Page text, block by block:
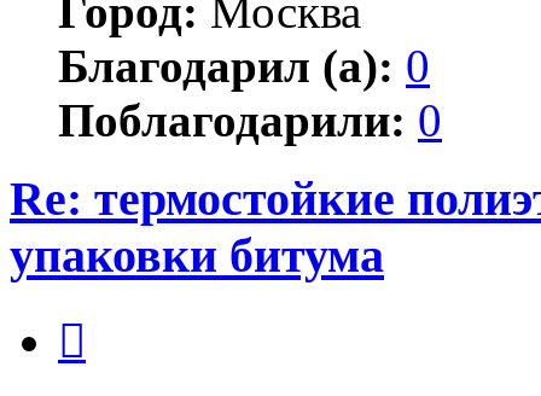
Город: Москва
Благодарил (а): 0
Поблагодарили: 0
Re: термостойкие
упаковки битума